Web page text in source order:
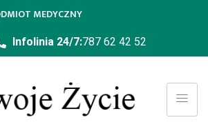
MEDYCZNY
Infolinia 24/7:787 62 42 52